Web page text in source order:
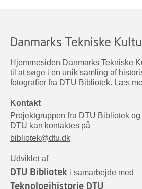
Danmarks Tekniske
Hjemmesiden Danmarks Tekniske
til at søge i en unik samling af
fotografier fra DTU Bibliotek. Læs
Kontakt
Projektgruppen fra DTU Bibliotek
DTU kan kontaktes på
bibliotek@dtu.dk
Udviklet af
DTU Bibliotek i samarbejde med
Teknologihistorie DTU